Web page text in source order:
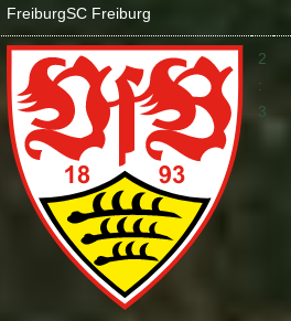
FreiburgSC Freiburg
2
:
3